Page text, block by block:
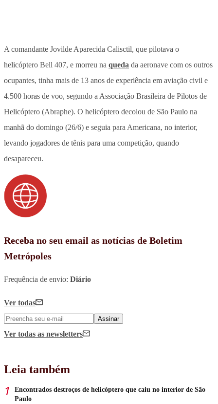
A comandante Jovilde Aparecida Calisctil, que pilotava o
helicóptero Bell 407, e morreu na queda da aeronave com os outros
ocupantes, tinha mais de 13 anos de experiência em aviação civil e
4.500 horas de voo, segundo a Associação Brasileira de Pilotos de
Helicóptero (Abraphe). O helicóptero decolou de São Paulo na
manhã do domingo (26/6) e seguia para Americana, no interior,
levando jogadores de tênis para uma competição, quando
desapareceu.
Receba no seu email as notícias de Boletim
Metrópoles
Frequência de envio: Diário
Ver todas
Assinar
Ver todas as newsletters
Leia também
Encontrados destroços de helicóptero que caiu no interior de São
Paulo